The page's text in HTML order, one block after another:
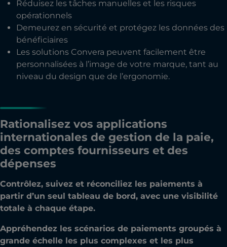
Réduisez les tâches manuelles et les risques
opérationnels
Demeurez en sécurité et protégez les données des
bénéficiaires
Les solutions Convera peuvent facilement être
personnalisées à l’image de votre marque, tant au
niveau du design que de l’ergonomie.
Rationalisez vos applications
internationales de gestion de la paie,
des comptes fournisseurs et des
dépenses
Contrôlez, suivez et réconciliez les paiements à
partir d’un seul tableau de bord, avec une visibilité
totale à chaque étape.
Appréhendez les scénarios de paiements groupés à
grande échelle les plus complexes et les plus